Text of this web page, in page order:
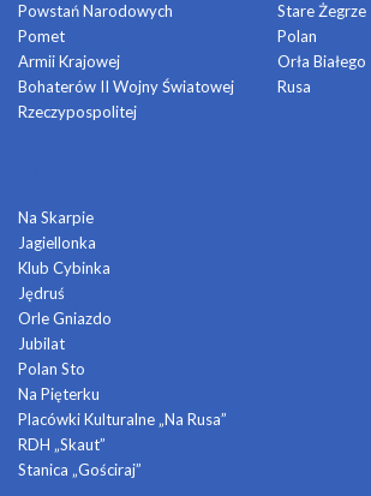
Powstań Narodowych
Pomet
Armii Krajowej
Bohaterów II Wojny Światowej
Rzeczypospolitej
Stare Żegrze
Polan
Orła Białego
Rusa
Na Skarpie
Jagiellonka
Klub Cybinka
Jędruś
Orle Gniazdo
Jubilat
Polan Sto
Na Pięterku
Placówki Kulturalne „Na Rusa”
RDH „Skaut”
Stanica „Gościraj”